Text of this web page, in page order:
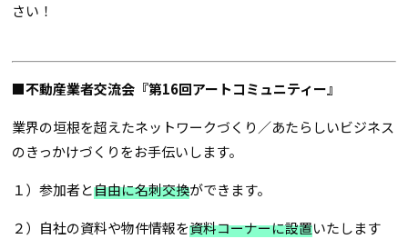
さい！
■不動産業者交流会『第16回アートコミュニティー』
業界の垣根を超えたネットワークづくり／あたらしいビジネス
のきっかけづくりをお手伝いします。
１）参加者と自由に名刺交換ができます。
２）自社の資料や物件情報を資料コーナーに設置いたします